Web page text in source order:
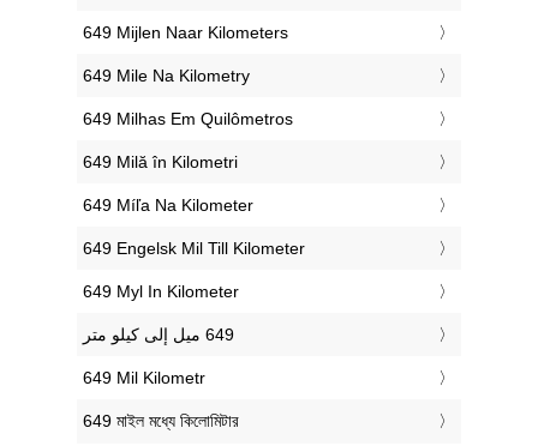
‎649 Mijlen Naar Kilometers
‎649 Mile Na Kilometry
‎649 Milhas Em Quilômetros
‎649 Milă în Kilometri
‎649 Míľa Na Kilometer
‎649 Engelsk Mil Till Kilometer
‎649 Myl In Kilometer
‎649 Mil Kilometr
‎649 মাইল মধ্যে কিলোমিটার